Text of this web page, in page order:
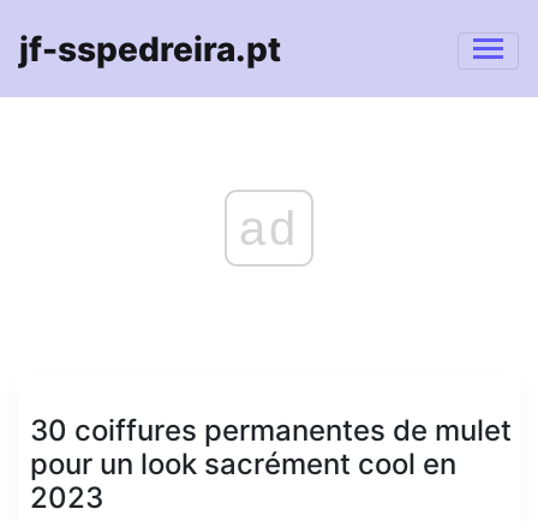
jf-sspedreira.pt
ad
30 coiffures permanentes de mulet
pour un look sacrément cool en
2023